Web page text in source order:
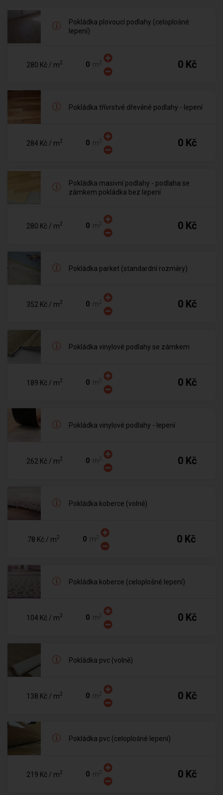
Pokládka plovoucí podlahy (celoplošné
lepení)
280 Kč / m2 m2 0 Kč
Pokládka třívrstvé dřevěné podlahy - lepení
284 Kč / m2 m2 0 Kč
Pokládka masivní podlahy - podlaha se
zámkem pokládka bez lepení
280 Kč / m2 m2 0 Kč
Pokládka parket (standardní rozměry)
352 Kč / m2 m2 0 Kč
Pokládka vinylové podlahy se zámkem
189 Kč / m2 m2 0 Kč
Pokládka vinylové podlahy - lepení
262 Kč / m2 m2 0 Kč
Pokládka koberce (volně)
78 Kč/ m2 m2 0 Kč
Pokládka koberce (celoplošné lepení)
104 Kč / m2 m2 0 Kč
Pokládka pvc (volně)
138 Kč / m2 m2 0 Kč
Pokládka pvc (celoplošné lepení)
219 Kč / m2 m2 0 Kč